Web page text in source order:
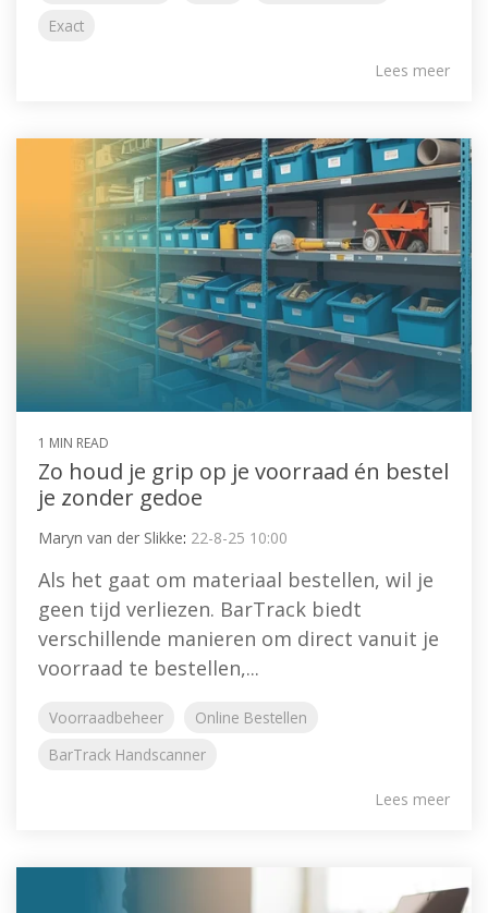
Exact
Lees meer
1 MIN READ
Zo houd je grip op je voorraad én bestel
je zonder gedoe
Maryn van der Slikke: 22-8-25 10:00
Als het gaat om materiaal bestellen, wil je
geen tijd verliezen. BarTrack biedt
verschillende manieren om direct vanuit je
voorraad te bestellen,...
Voorraadbeheer
Online Bestellen
BarTrack Handscanner
Lees meer